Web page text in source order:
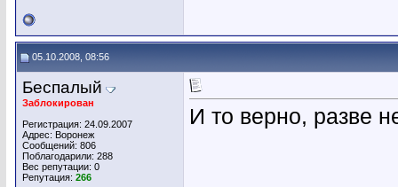
05.10.2008, 08:56
Беспалый
Заблокирован
Регистрация: 24.09.2007
Адрес: Воронеж
Сообщений: 806
Поблагодарили: 288
Вес репутации: 0
Репутация: 266
И то верно, разве